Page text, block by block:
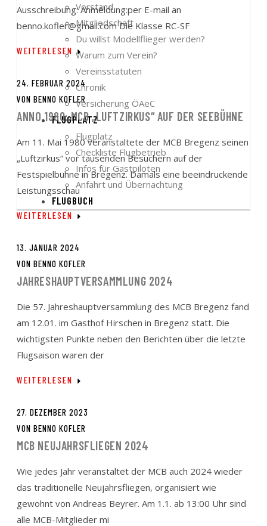
Vorstand
Mitgliedschaft
Du willst Modellflieger werden?
Warum zum Verein?
Vereinsstatuten
Chronik
Versicherung ÖAeC
FLUGPLATZ
Flugplatz
Checkliste Flugbetrieb
Infos für Gastpiloten
Anfahrt und Übernachtung
FLUGBUCH
Ausschreibung: Anmeldung:per E-mail an
benno.kofler@gmail.com Die Klasse RC-SF
WEITERLESEN
24. FEBRUAR 2024
VON BENNO KOFLER
ANNO 1980: MCB „LUFTZIRKUS“ AUF DER SEEBÜHNE
Am 11. Mai 1980 veranstaltete der MCB Bregenz seinen
„Luftzirkus“ vor tausenden Besuchern auf der
Festspielbühne in Bregenz. Damals eine beeindruckende
Leistungsschau
WEITERLESEN
13. JANUAR 2024
VON BENNO KOFLER
JAHRESHAUPTVERSAMMLUNG 2024
Die 57. Jahreshauptversammlung des MCB Bregenz fand
am 12.01. im Gasthof Hirschen in Bregenz statt. Die
wichtigsten Punkte neben den Berichten über die letzte
Flugsaison waren der
WEITERLESEN
27. DEZEMBER 2023
VON BENNO KOFLER
MCB NEUJAHRSFLIEGEN 2024
Wie jedes Jahr veranstaltet der MCB auch 2024 wieder
das traditionelle Neujahrsfliegen, organisiert wie
gewohnt von Andreas Beyrer. Am 1.1. ab 13:00 Uhr sind
alle MCB-Mitglieder mi